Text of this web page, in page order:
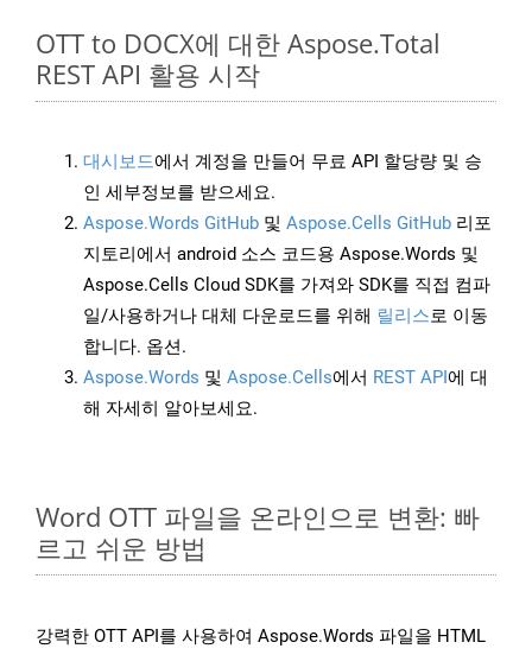
OTT to DOCX에 대한 Aspose.Total
REST API 활용 시작
대시보드에서 계정을 만들어 무료 API 할당량 및 승
인 세부정보를 받으세요.
Aspose.Words GitHub 및 Aspose.Cells GitHub 리포
지토리에서 android 소스 코드용 Aspose.Words 및
Aspose.Cells Cloud SDK를 가져와 SDK를 직접 컴파
일/사용하거나 대체 다운로드를 위해 릴리스로 이동
합니다. 옵션.
Aspose.Words 및 Aspose.Cells에서 REST API에 대
해 자세히 알아보세요.
Word OTT 파일을 온라인으로 변환: 빠
르고 쉬운 방법
강력한 OTT API를 사용하여 Aspose.Words 파일을 HTML